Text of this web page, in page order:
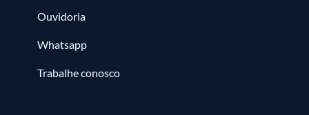
Ouvidoria
Whatsapp
Trabalhe conosco